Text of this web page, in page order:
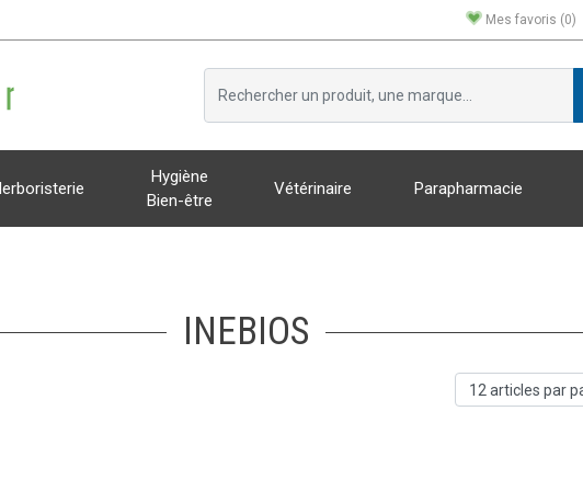
Mes favoris (0)
Hygiène
Bien-être
Vétérinaire Parapharmacie
INEBIOS